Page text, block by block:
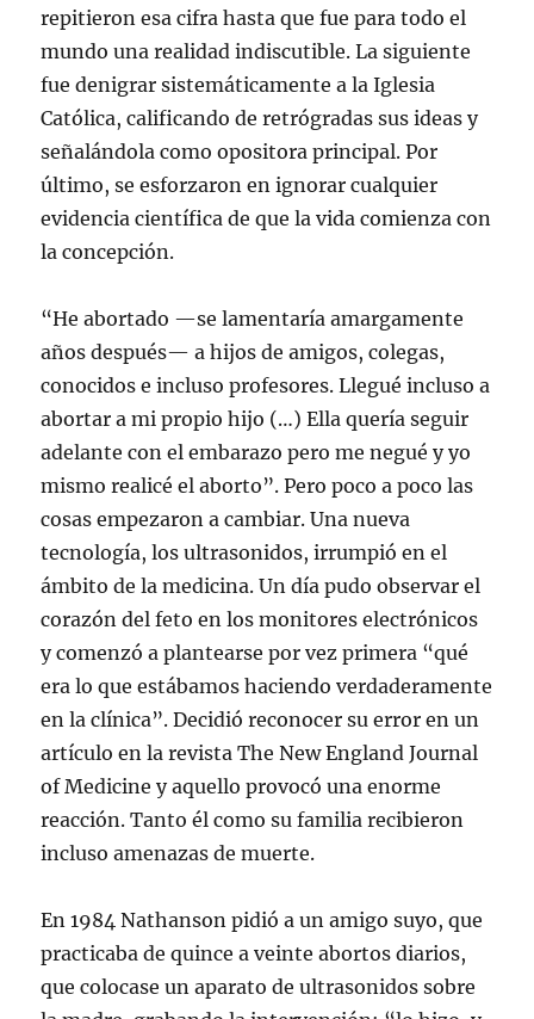
repitieron esa cifra hasta que fue para todo el
mundo una realidad indiscutible. La siguiente
fue denigrar sistemáticamente a la Iglesia
Católica, calificando de retrógradas sus ideas y
señalándola como opositora principal. Por
último, se esforzaron en ignorar cualquier
evidencia científica de que la vida comienza con
la concepción.
“He abortado —se lamentaría amargamente
años después— a hijos de amigos, colegas,
conocidos e incluso profesores. Llegué incluso a
abortar a mi propio hijo (…) Ella quería seguir
adelante con el embarazo pero me negué y yo
mismo realicé el aborto”. Pero poco a poco las
cosas empezaron a cambiar. Una nueva
tecnología, los ultrasonidos, irrumpió en el
ámbito de la medicina. Un día pudo observar el
corazón del feto en los monitores electrónicos
y comenzó a plantearse por vez primera “qué
era lo que estábamos haciendo verdaderamente
en la clínica”. Decidió reconocer su error en un
artículo en la revista The New England Journal
of Medicine y aquello provocó una enorme
reacción. Tanto él como su familia recibieron
incluso amenazas de muerte.
En 1984 Nathanson pidió a un amigo suyo, que
practicaba de quince a veinte abortos diarios,
que colocase un aparato de ultrasonidos sobre